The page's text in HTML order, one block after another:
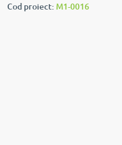
Cod proiect: M1-0016